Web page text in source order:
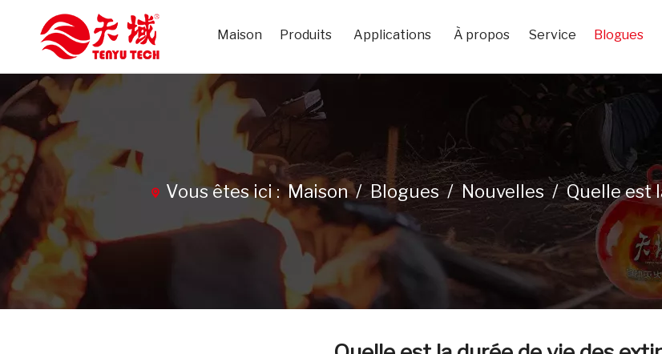
Maison Produits Applications À propos Service Blogues
Vous êtes ici : Maison /Blogues /Nouvelles /Quelle est